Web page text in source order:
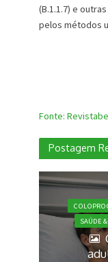
(B.1.1.7) e
pelos métodos
Fonte:
Postagem
SAÚDE